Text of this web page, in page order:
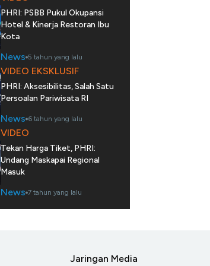
PHRI: PSBB Pukul Okupansi
Hotel & Kinerja Restoran Ibu
Kota
News 5 tahun yang lalu
VIDEO EKSKLUSIF
PHRI: Aksesibilitas, Salah Satu
Persoalan Pariwisata RI
News 6 tahun yang lalu
VIDEO
Tekan Harga Tiket, PHRI:
Undang Maskapai Regional
Masuk
News 7 tahun yang lalu
Jaringan Media